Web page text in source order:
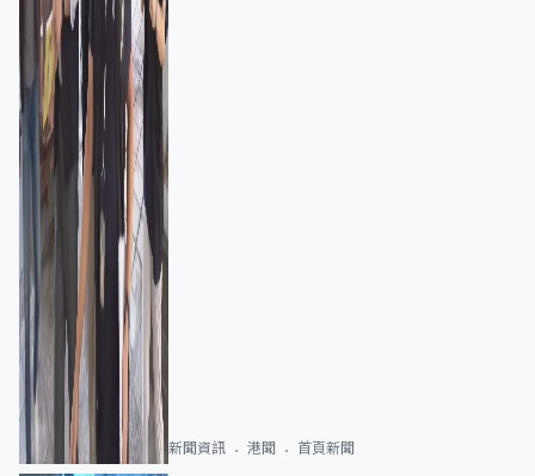
新聞資訊 港聞 首頁新聞